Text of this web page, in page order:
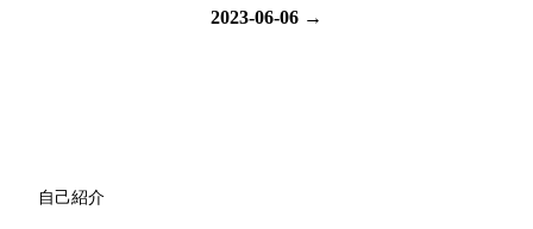
2023-06-06 →
自己紹介